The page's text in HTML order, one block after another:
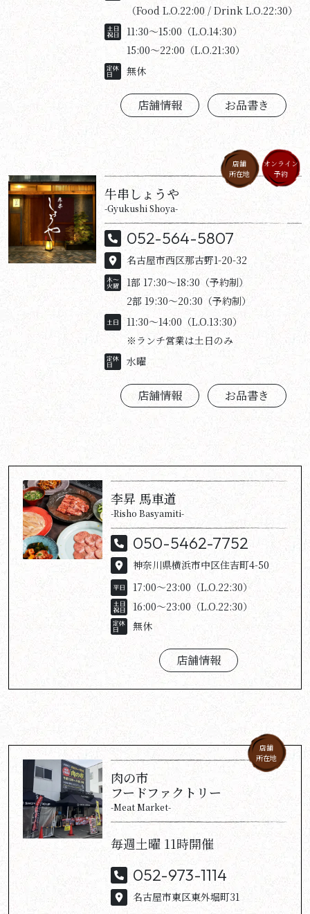
（Food L.O.22:00 / Drink L.O.22:30）
11:30～15:00（L.O.14:30）
15:00～22:00（L.O.21:30）
無休
店舗情報 お品書き
牛串しょうや
-Gyukushi Shoya-
店舗
所在地
オンライン
予約
052-564-5807
名古屋市西区那古野1-20-32
1部 17:30〜18:30（予約制）
2部 19:30〜20:30（予約制）
11:30～14:00（L.O.13:30）
※ランチ営業は土日のみ
水曜
店舗情報 お品書き
李昇 馬車道
-Risho Basyamiti-
050-5462-7752
神奈川県横浜市中区住吉町4-50
17:00～23:00（L.O.22:30）
16:00～23:00（L.O.22:30）
無休
店舗情報
肉の市
フードファクトリー
-Meat Market-
店舗
所在地
毎週土曜 11時開催
052-973-1114
名古屋市東区東外堀町31